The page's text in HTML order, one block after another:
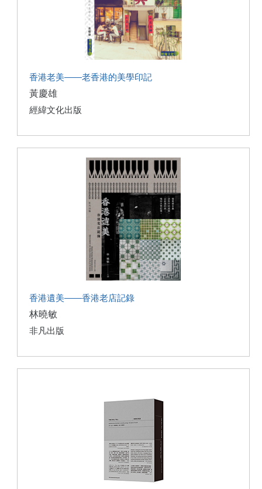
香港老美——老香港的美學印記
黃慶雄
經緯文化出版
香港遺美——香港老店記錄
林曉敏
非凡出版